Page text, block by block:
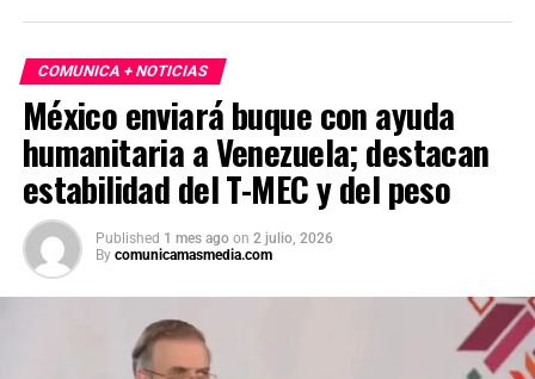
COMUNICA + NOTICIAS
México enviará buque con ayuda
humanitaria a Venezuela; destacan
estabilidad del T-MEC y del peso
Published 1 mes ago on 2 julio, 2026
By comunicamasmedia.com